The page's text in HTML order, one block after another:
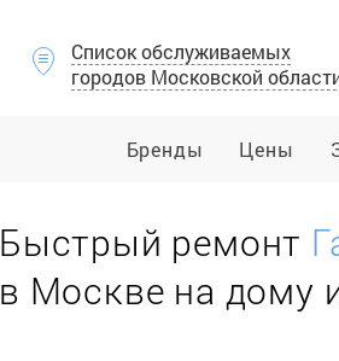
Список обслуживаемых
городов Московской
Бренды Цены
Быстрый ремонт
в Москве на дому